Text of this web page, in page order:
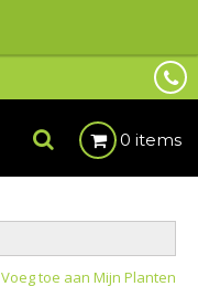
0 items
Voeg toe aan Mijn Planten